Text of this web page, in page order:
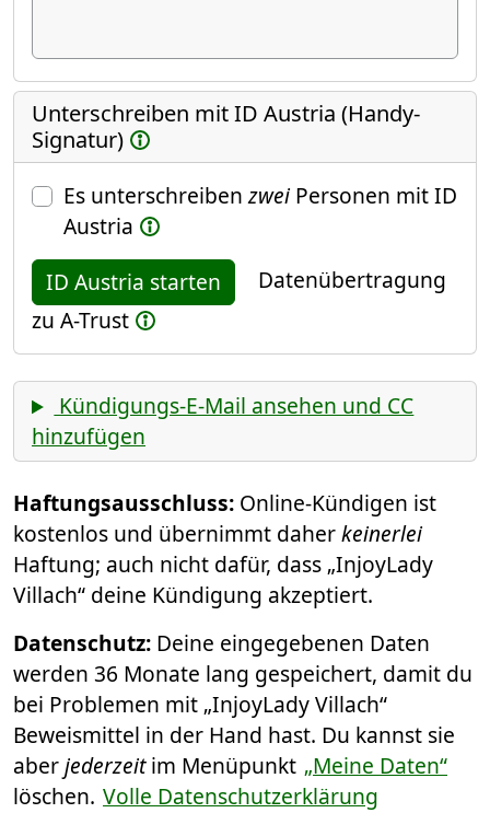
Unterschreiben mit ID Austria (Handy-
Signatur)
Es unterschreibenzweiPersonen mit ID
Austria
ID Austria starten
Datenübertragung
zu A-Trust
Kündigungs-E-Mail ansehen und CC
hinzufügen
Haftungsausschluss: Online-Kündigen ist
kostenlos und übernimmt daherkeinerlei
Haftung; auch nicht dafür, dass „InjoyLady
Villach“ deine Kündigung akzeptiert.
Datenschutz: Deine eingegebenen Daten
werden 36 Monate lang gespeichert, damit du
bei Problemen mit „InjoyLady Villach“
Beweismittel in der Hand hast. Du kannst sie
aberjederzeitim Menüpunkt „Meine Daten“
löschen. Volle Datenschutzerklärung